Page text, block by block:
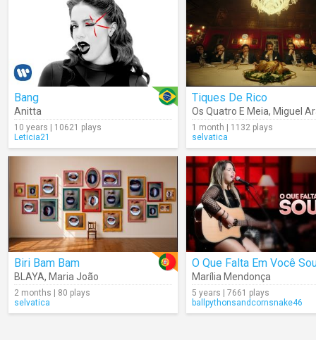
Bang
Anitta
10 years | 10621 plays
Leticia21
Tiques De Rico
Os Quatro E Meia, Miguel
1 month | 1132 plays
selvatica
Biri Bam Bam
BLAYA, Maria João
2 months | 80 plays
selvatica
O Que Falta Em Você
Marília Mendonça
5 years | 7661 plays
ballpythonsandcornsnake46